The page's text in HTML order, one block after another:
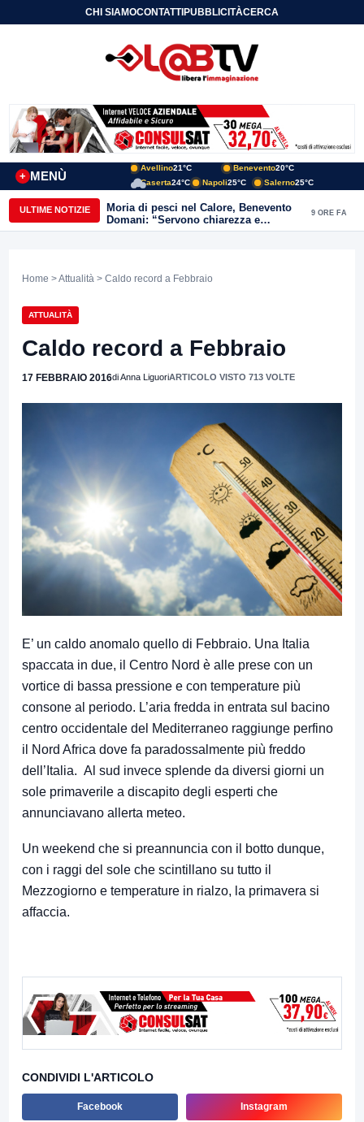
CHI SIAMOCONTATTIPUBBLICITÀCERCA
MENÙ
+
Avellino21°C Benevento20°C
Caserta24°C Napoli25°C Salerno25°C
ULTIME NOTIZIE
Moria di pesci nel Calore, Benevento
Domani: “Servono chiarezza e
approfondimenti sulla gestione
9 ORE FA
Home >Attualità > Caldo record a Febbraio
ATTUALITÀ
Caldo record a Febbraio
17 FEBBRAIO 2016di Anna LiguoriARTICOLO VISTO 713 VOLTE
E’ un caldo anomalo quello di Febbraio. Una Italia
spaccata in due, il Centro Nord è alle prese con un
vortice di bassa pressione e con temperature più
consone al periodo. L’aria fredda in entrata sul bacino
centro occidentale del Mediterraneo raggiunge perfino
il Nord Africa dove fa paradossalmente più freddo
dell’Italia. Al sud invece splende da diversi giorni un
sole primaverile a discapito degli esperti che
annunciavano allerta meteo.
Un weekend che si preannuncia con il botto dunque,
con i raggi del sole che scintillano su tutto il
Mezzogiorno e temperature in rialzo, la primavera si
affaccia.
CONDIVIDI L'ARTICOLO
Facebook Instagram